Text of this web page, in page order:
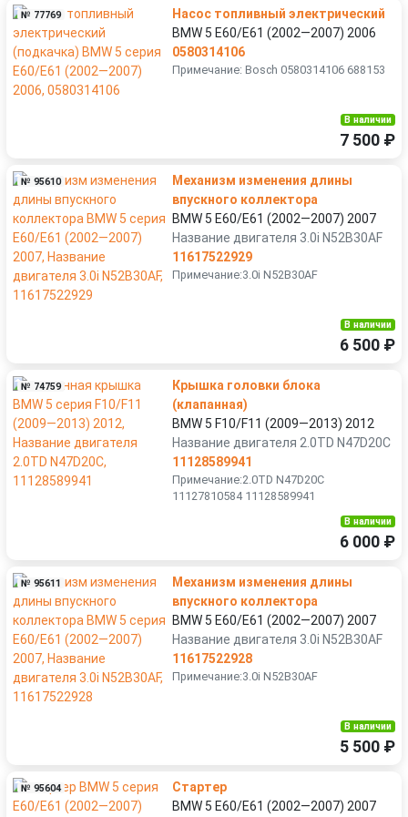
№ 77769
Насос топливный электрический
BMW 5 E60/E61 (2002—2007) 2006
0580314106
Примечание: Bosch 0580314106 688153
В наличии
7 500 ₽
№ 95610
Механизм изменения длины
впускного коллектора
BMW 5 E60/E61 (2002—2007) 2007
Название двигателя 3.0i N52B30AF
11617522929
Примечание:3.0i N52B30AF
В наличии
6 500 ₽
№ 74759
Крышка головки блока
(клапанная)
BMW 5 F10/F11 (2009—2013) 2012
Название двигателя 2.0TD N47D20C
11128589941
Примечание:2.0TD N47D20C
11127810584 11128589941
В наличии
6 000 ₽
№ 95611
Механизм изменения длины
впускного коллектора
BMW 5 E60/E61 (2002—2007) 2007
Название двигателя 3.0i N52B30AF
11617522928
Примечание:3.0i N52B30AF
В наличии
5 500 ₽
№ 95604
Стартер
BMW 5 E60/E61 (2002—2007) 2007